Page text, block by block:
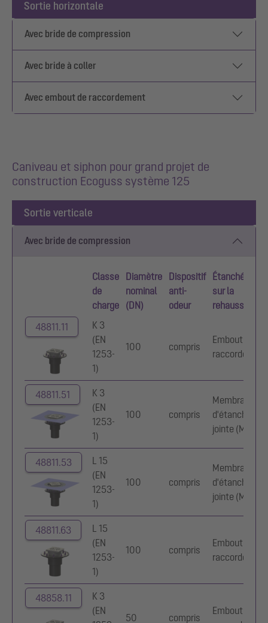
Sortie horizontale
Avec bride de compression
Avec bride à coller
Avec embout de raccordement
Caniveau et siphon pour grand projet de
construction Ecoguss système 125
Sortie verticale
Avec bride de compression
Classe
de
charge
Diamètre
nominal
(DN)
Dispositif
anti-
odeur
Étanchéité
sur la
rehausse
48811.11
K 3
(EN
1253-
1)
100 compris
Embout de
raccordement
48811.51
K 3
(EN
1253-
1)
100 compris
Membrane
d'étanchéité
jointe (MEj)
48811.53
L 15
(EN
1253-
1)
100 compris
Membrane
d'étanchéité
jointe (MEj)
48811.63
L 15
(EN
1253-
1)
100 compris
Embout de
raccordement
48858.11
K 3
(EN
50 compris
Embout de